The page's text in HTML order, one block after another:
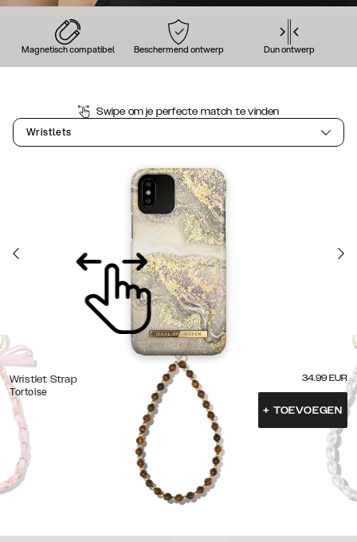
Magnetisch compatibel Beschermend ontwerp Dun ontwerp
Swipe om je perfecte match te vinden
Wristlets
Wristlet Strap
Tortoise
34.99 EUR
+ TOEVOEGEN